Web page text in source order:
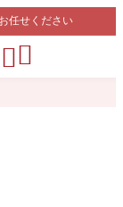
任せください
